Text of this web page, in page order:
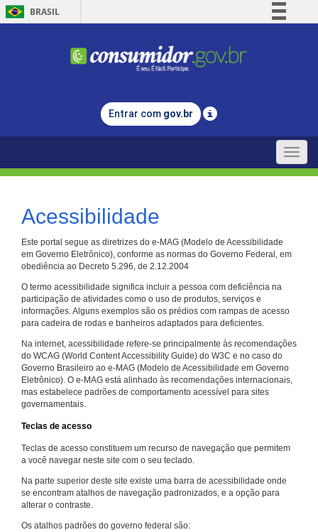
BRASIL
Comunica BR
Legislação
Entrar com gov.br
Toggle
Acessibilidade
Este portal segue as diretrizes do e-MAG (Modelo de Acessibilidade
em Governo Eletrônico), conforme as normas do Governo Federal, em
obediência ao Decreto 5.296, de 2.12.2004
O termo acessibilidade significa incluir a pessoa com deficiência na
participação de atividades como o uso de produtos, serviços e
informações. Alguns exemplos são os prédios com rampas de acesso
para cadeira de rodas e banheiros adaptados para deficientes.
Na internet, acessibilidade refere-se principalmente às recomendações
do WCAG (World Content Accessibility Guide) do W3C e no caso do
Governo Brasileiro ao e-MAG (Modelo de Acessibilidade em Governo
Eletrônico). O e-MAG está alinhado às recomendações internacionais,
mas estabelece padrões de comportamento acessível para sites
governamentais.
Teclas de acesso
Teclas de acesso constituem um recurso de navegação que permitem
a você navegar neste site com o seu teclado.
Na parte superior deste site existe uma barra de acessibilidade onde
se encontram atalhos de navegação padronizados, e a opção para
alterar o contraste.
Os atalhos padrões do governo federal são: